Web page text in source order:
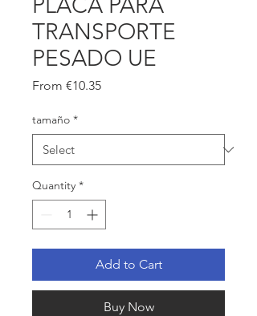
PLACA PARA
TRANSPORTE
PESADO UE
From €10.35Sale
tamaño *
Quantity *
Add to Cart
Buy Now